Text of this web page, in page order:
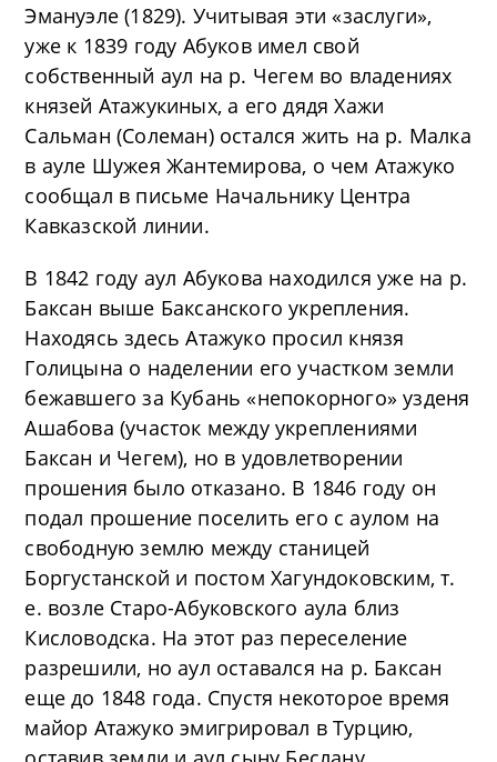
Эмануэле (1829). Учитывая эти «заслуги»,
уже к 1839 году Абуков имел свой
собственный аул на р. Чегем во владениях
князей Атажукиных, а его дядя Хажи
Сальман (Солеман) остался жить на р. Малка
в ауле Шужея Жантемирова, о чем Атажуко
сообщал в письме Начальнику Центра
Кавказской линии.
В 1842 году аул Абукова находился уже на р.
Баксан выше Баксанского укрепления.
Находясь здесь Атажуко просил князя
Голицына о наделении его участком земли
бежавшего за Кубань «непокорного» узденя
Ашабова (участок между укреплениями
Баксан и Чегем), но в удовлетворении
прошения было отказано. В 1846 году он
подал прошение поселить его с аулом на
свободную землю между станицей
Боргустанской и постом Хагундоковским, т.
е. возле Старо-Абуковского аула близ
Кисловодска. На этот раз переселение
разрешили, но аул оставался на р. Баксан
еще до 1848 года. Спустя некоторое время
майор Атажуко эмигрировал в Турцию,